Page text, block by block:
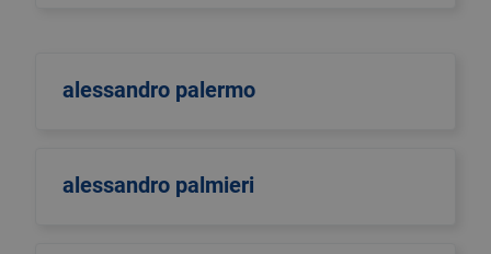
alessandro palermo
alessandro palmieri